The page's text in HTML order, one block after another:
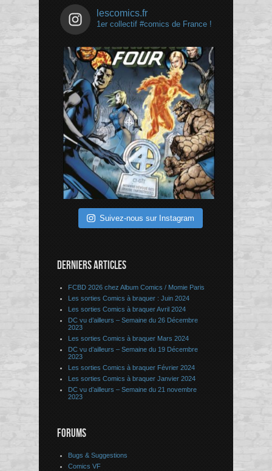
lescomics.fr
1er collectif #comics de France !
Suivez-nous sur Instagram
DERNIERS ARTICLES
FCBD 2026 chez Album Comics / Momie Paris
Les sorties Comics à braquer : Juin 2024
Les sorties Comics à braquer Avril 2024
DC vu d’ailleurs – Semaine du 26 Décembre
2023
Les sorties Comics à braquer Mars 2024
DC vu d’ailleurs – Semaine du 19 Décembre
2023
Les sorties Comics à braquer Février 2024
Les sorties Comics à braquer Janvier 2024
DC vu d’ailleurs – Semaine du 21 novembre
2023
FORUMS
Bugs & Suggestions
Comics VF